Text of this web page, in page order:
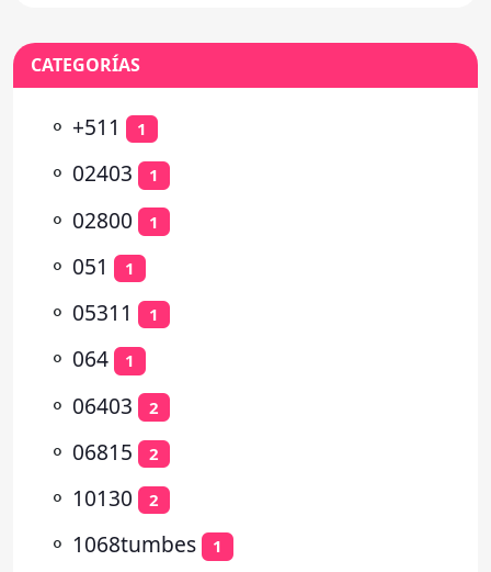
CATEGORÍAS
⚬ +511 1
⚬ 02403 1
⚬ 02800 1
⚬ 051 1
⚬ 05311 1
⚬ 064 1
⚬ 06403 2
⚬ 06815 2
⚬ 10130 2
⚬ 1068tumbes 1